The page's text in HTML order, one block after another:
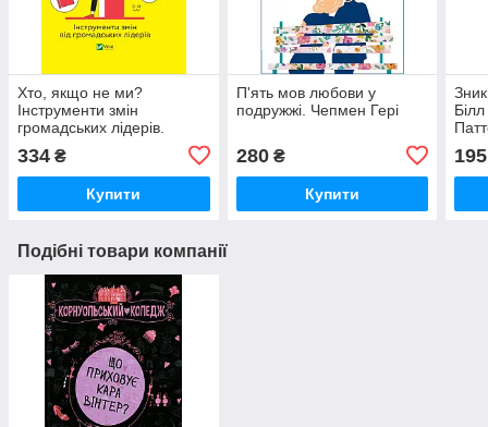
Хто, якщо не ми?
Інструменти змін
громадських лідерів.
334 ₴
Купити
П'ять мов любови у
подружжі. Чепмен Гері
280₴
Купити
195
Подібні товари компанії